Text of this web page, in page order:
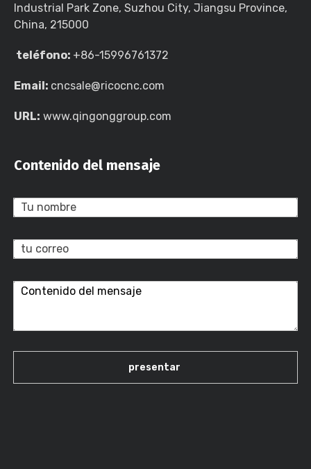
Industrial Park Zone, Suzhou City, Jiangsu Province,
China, 215000
teléfono: +86-15996761372
Email: cncsale@ricocnc.com
URL: www.qingonggroup.com
Contenido del mensaje